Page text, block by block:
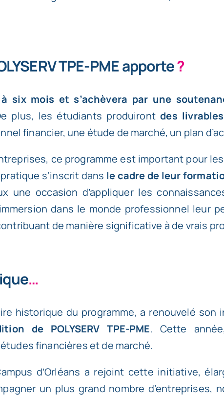
TPE-PME apporte?
six mois et s’achèvera par une
plus, les étudiants produirontdes livrables
financier, une étude de marché, un plan
ce programme est important pour
s’inscrit dans le cadre de leur
une occasion d’appliquer les
dans le monde professionnel leur
de manière significative à de vrais
…
historique du programme, a renouvelé son
de POLYSERV TPE-PME. Cette
financières et de marché.
d’Orléans a rejoint cette initiative,
un plus grand nombre d’entreprises,